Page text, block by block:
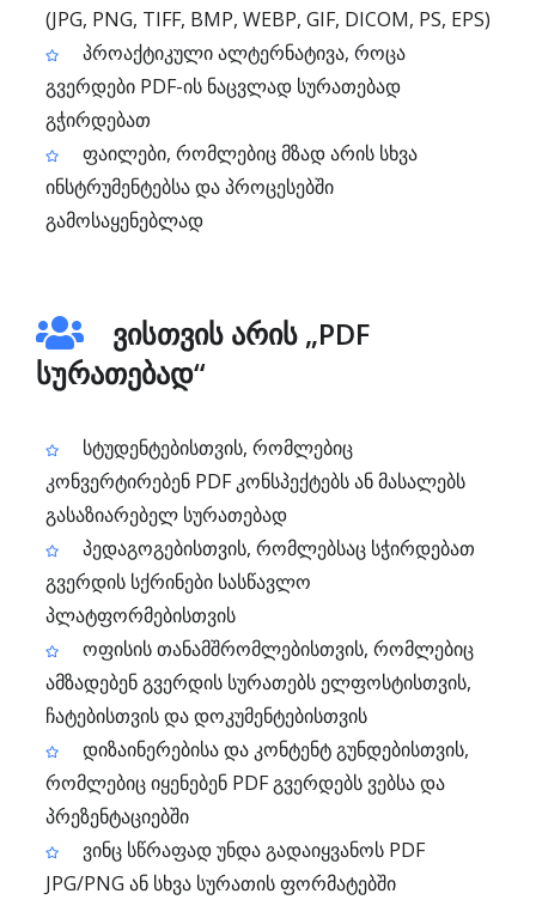
(JPG, PNG, TIFF, BMP, WEBP, GIF, DICOM, PS, EPS)
პროაქტიკული ალტერნატივა, როცა
გვერდები PDF-ის ნაცვლად სურათებად
გჭირდებათ
ფაილები, რომლებიც მზად არის სხვა
ინსტრუმენტებსა და პროცესებში
გამოსაყენებლად
ვისთვის არის „PDF
სურათებად“
სტუდენტებისთვის, რომლებიც
კონვერტირებენ PDF კონსპექტებს ან მასალებს
გასაზიარებელ სურათებად
პედაგოგებისთვის, რომლებსაც სჭირდებათ
გვერდის სქრინები სასწავლო
პლატფორმებისთვის
ოფისის თანამშრომლებისთვის, რომლებიც
ამზადებენ გვერდის სურათებს ელფოსტისთვის,
ჩატებისთვის და დოკუმენტებისთვის
დიზაინერებისა და კონტენტ გუნდებისთვის,
რომლებიც იყენებენ PDF გვერდებს ვებსა და
პრეზენტაციებში
ვინც სწრაფად უნდა გადაიყვანოს PDF
JPG/PNG ან სხვა სურათის ფორმატებში